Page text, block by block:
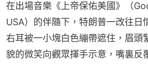
在出場音樂《上帝保佑美國》（
USA）的伴隨下，特朗普一改往日
右耳被一小塊白色繃帶遮住，眉頭
貌的微笑向觀眾揮手示意，嘴裏反